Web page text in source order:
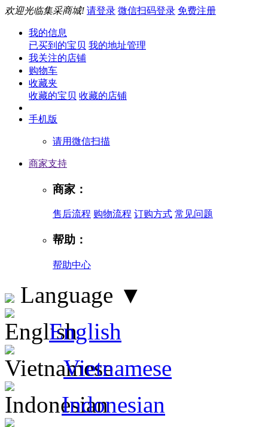
欢迎光临集采商城! 请登录 微信扫码登录 免费注册
我的信息
已买到的宝贝 我的地址管理
我关注的店铺
购物车
收藏夹
收藏的宝贝 收藏的店铺
手机版
请用微信扫描
商家支持
商家：
售后流程 购物流程 订购方式 常见问题
帮助：
帮助中心
Language ▼
English
Vietnamese
Indonesian